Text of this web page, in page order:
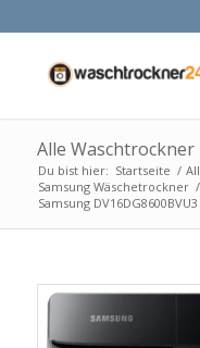
Alle Waschtrockner
Du bist hier: Startseite /
Samsung Wäschetrockner /
Samsung